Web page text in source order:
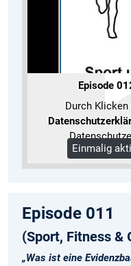
Episode
Durch
Einmalig
Episode 011
(Sport, Fitness &
„Was ist eine